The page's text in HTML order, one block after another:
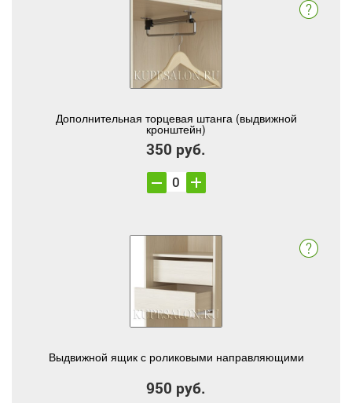
Дополнительная торцевая штанга (выдвижной
кронштейн)
350 руб.
Выдвижной ящик с роликовыми направляющими
950 руб.